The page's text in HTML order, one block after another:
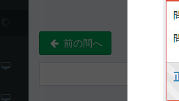
前の問へ